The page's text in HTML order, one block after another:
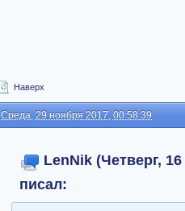
Наверх
Среда, 29 ноября 2017, 00:58:39
LenNik (Четверг,
писал: